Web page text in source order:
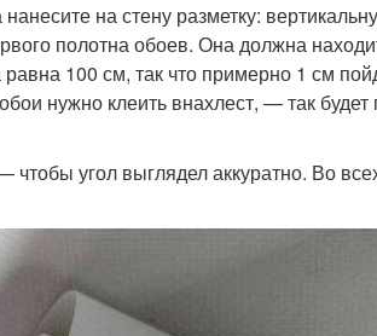
на стену разметку:
полотна обоев. Она должна
100 см, так что примерно 1 см
нужно клеить внахлест, — так
чтобы угол выглядел аккуратно. Во